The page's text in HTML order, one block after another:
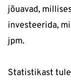
jõuavad,
investeerida,
jpm.
Statistikast